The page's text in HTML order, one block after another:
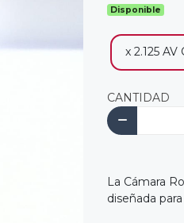
Disponible
x 2.125
CANTIDAD
La Cámara
diseñada